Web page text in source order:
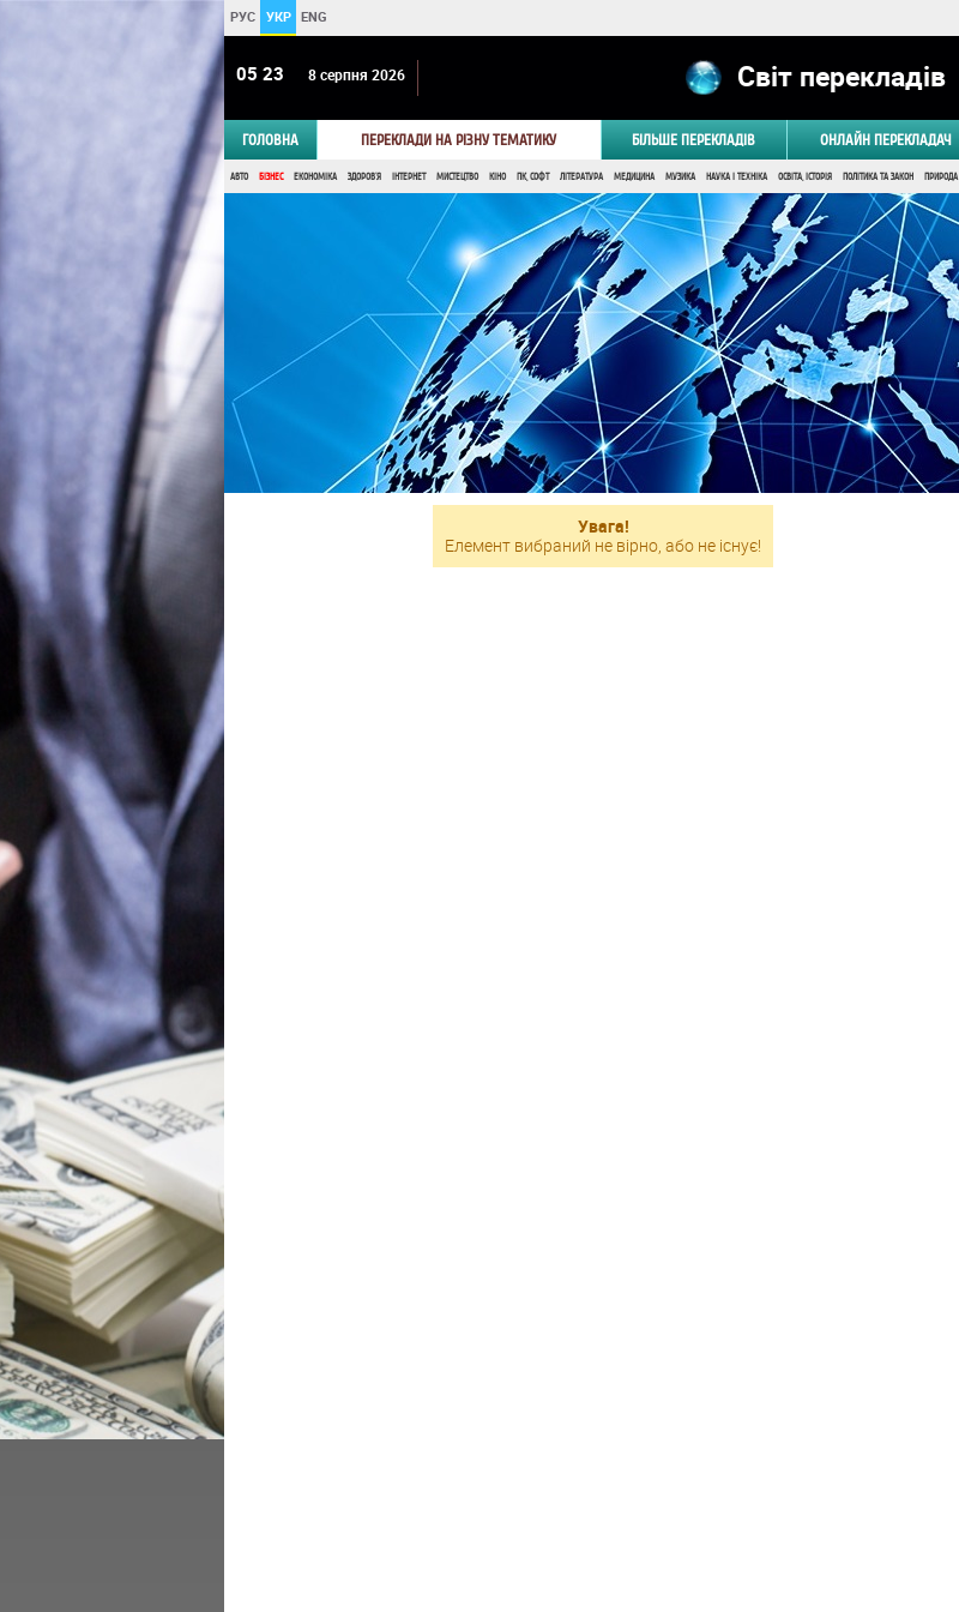
РУС УКР ENG
05 23 8 серпня 2026 Світ перекладів
ГОЛОВНА ПЕРЕКЛАДИ НА РІЗНУ ТЕМАТИКУ БІЛЬШЕ ПЕРЕКЛАДІВ ОНЛАЙН ПЕРЕКЛАДАЧ
АВТО БІЗНЕС ЕКОНОМІКА ЗДОРОВ'Я ІНТЕРНЕТ МИСТЕЦТВО КІНО ПК, СОФТ ЛІТЕРАТУРА МЕДИЦИНА МУЗИКА НАУКА І ТЕХНІКА ОСВІТА, ІСТОРІЯ ПОЛІТИКА ТА ЗАКОН ПРИРОДА
Увага!
Елемент вибраний не вірно, або не існує!